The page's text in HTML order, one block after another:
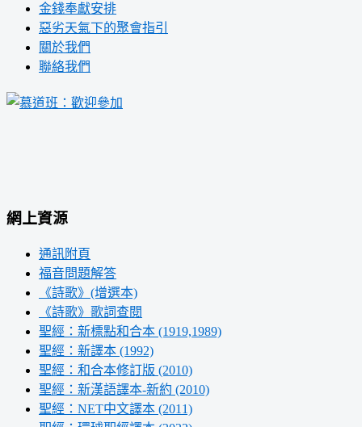
金錢奉獻安排
惡劣天氣下的聚會指引
關於我們
聯絡我們
網上資源
通訊附頁
福音問題解答
《詩歌》(增選本)
《詩歌》歌詞查閱
聖經：新標點和合本 (1919,1989)
聖經：新譯本 (1992)
聖經：和合本修訂版 (2010)
聖經：新漢語譯本-新約 (2010)
聖經：NET中文譯本 (2011)